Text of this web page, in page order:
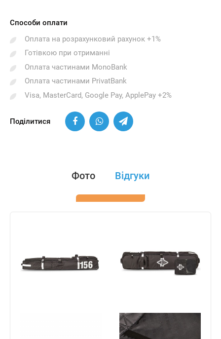
Способи оплати
Оплата на розрахунковий рахунок +1%
Готівкою при отриманні
Оплата частинами MonoBank
Оплата частинами PrivatBank
Visa, MasterCard, Google Pay, ApplePay +2%
Поділитися
Фото Відгуки